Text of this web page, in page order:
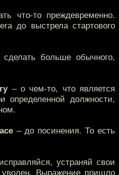
что-то преждевременно.
до выстрела стартового
сделать больше обычного,
– о чем-то, что является
определенной должности,
– до посинения. То есть
устраняй свои
Выражение пришло